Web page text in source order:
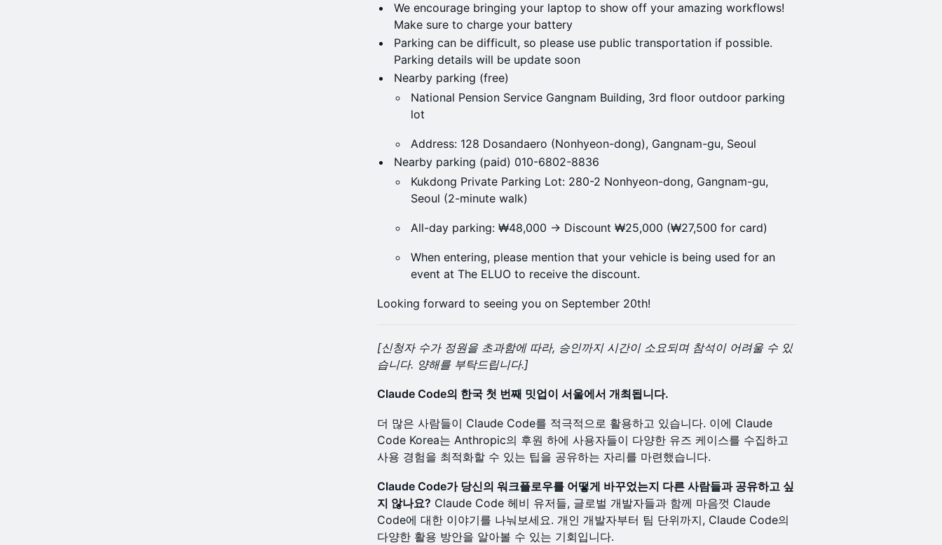
We encourage bringing your laptop to show off your amazing workflows!
Make sure to charge your battery
Parking can be difficult, so please use public transportation if possible.
Parking details will be update soon
Nearby parking (free)
National Pension Service Gangnam Building, 3rd floor outdoor parking
lot
Address: 128 Dosandaero (Nonhyeon-dong), Gangnam-gu, Seoul
Nearby parking (paid) 010-6802-8836
Kukdong Private Parking Lot: 280-2 Nonhyeon-dong, Gangnam-gu,
Seoul (2-minute walk)
All-day parking: ₩48,000 -> Discount ₩25,000 (₩27,500 for card)
When entering, please mention that your vehicle is being used for an
event at The ELUO to receive the discount.
Looking forward to seeing you on September 20th!
[신청자 수가 정원을 초과함에 따라, 승인까지 시간이 소요되며 참석이 어려울 수 있
습니다. 양해를 부탁드립니다.]
Claude Code의 한국 첫 번째 밋업이 서울에서 개최됩니다.
더 많은 사람들이 Claude Code를 적극적으로 활용하고 있습니다. 이에 Claude
Code Korea는 Anthropic의 후원 하에 사용자들이 다양한 유즈 케이스를 수집하고
사용 경험을 최적화할 수 있는 팁을 공유하는 자리를 마련했습니다.
Claude Code가 당신의 워크플로우를 어떻게 바꾸었는지 다른 사람들과 공유하고 싶
지 않나요? Claude Code 헤비 유저들, 글로벌 개발자들과 함께 마음껏 Claude
Code에 대한 이야기를 나눠보세요. 개인 개발자부터 팀 단위까지, Claude Code의
다양한 활용 방안을 알아볼 수 있는 기회입니다.